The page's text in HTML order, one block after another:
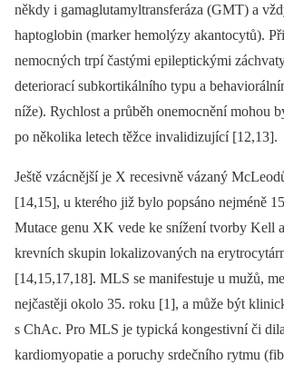
někdy i gamaglutamyltransferáza (GMT) a
haptoglobin (marker hemolýzy akantocytů).
nemocných trpí častými epileptickými
deteriorací subkortikálního typu a
níže). Rychlost a průběh onemocnění mohou
po několika letech těžce invalidizující [12,13].
Ještě vzácnější je X recesivně vázaný
[14,15], u kterého již bylo popsáno nejméně
Mutace genu XK vede ke snížení tvorby Kell
krevních skupin lokalizovaných na
[14,15,17,18]. MLS se manifestuje u mužů,
nejčastěji okolo 35. roku [1], a může být
s ChAc. Pro MLS je typická kongestivní či
kardiomyopatie a poruchy srdečního rytmu